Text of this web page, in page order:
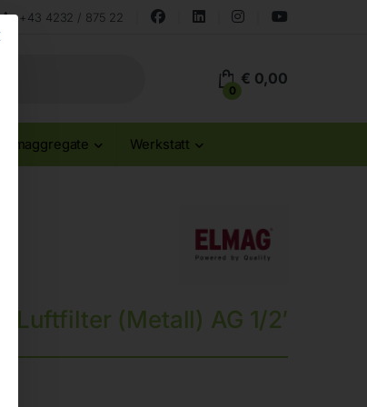
+43 4232 / 875 22
0
€ 0,00
Werkstatt
Luftfilter (Metall) AG 1/2′
diesem Button wird der Dialog geschlossen. Seine Funktionalität ist